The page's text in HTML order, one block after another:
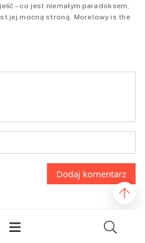
– co jest niemałym paradoksem,
jej mocną stroną. Morelowy is the